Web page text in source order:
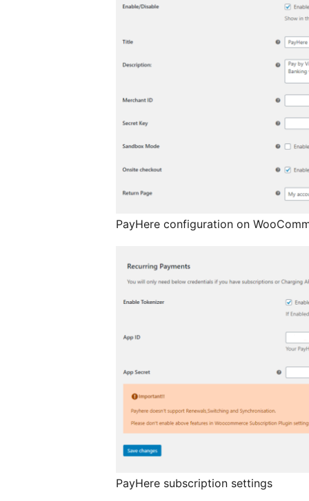
PayHere configuration on
PayHere subscription settings